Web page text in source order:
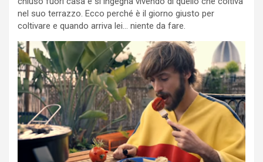
nel suo terrazzo. Ecco perché è il giorno giusto per
coltivare e quando arriva lei… niente da fare.